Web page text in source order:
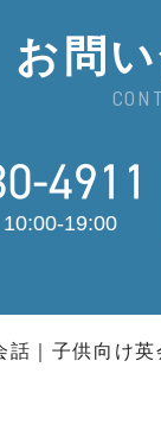
お問
19:00
話 子供向け英